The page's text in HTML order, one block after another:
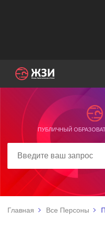
ПУБЛИЧНЫЙ
Главная Все Персоны